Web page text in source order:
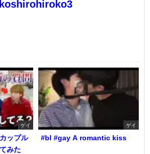
koshirohiroko3
ゲイ
ップル
みた
ゲイ
#bl #gay A romantic kiss